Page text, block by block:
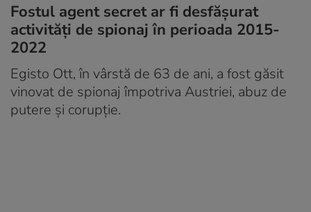
Fostul agent secret ar fi desfășurat
activități de spionaj în perioada 2015-
2022
Egisto Ott, în vârstă de 63 de ani, a fost găsit
vinovat de spionaj împotriva Austriei, abuz de
putere și corupție.